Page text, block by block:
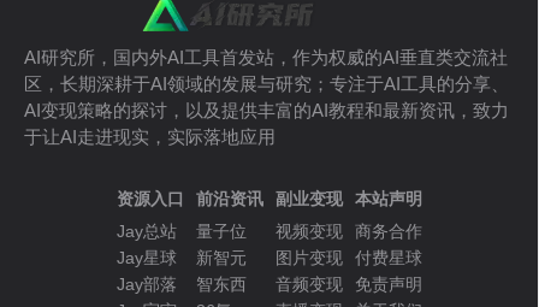
AI研究所，国内外AI工具首发站，作为权威的AI垂直类交流社
区，长期深耕于AI领域的发展与研究；专注于AI工具的分享、
AI变现策略的探讨，以及提供丰富的AI教程和最新资讯，致力
于让AI走进现实，实际落地应用
资源入口
Jay总站
Jay星球
Jay部落
前沿资讯
量子位
新智元
智东西
副业变现
视频变现
图片变现
音频变现
本站声明
商务合作
付费星球
免责声明